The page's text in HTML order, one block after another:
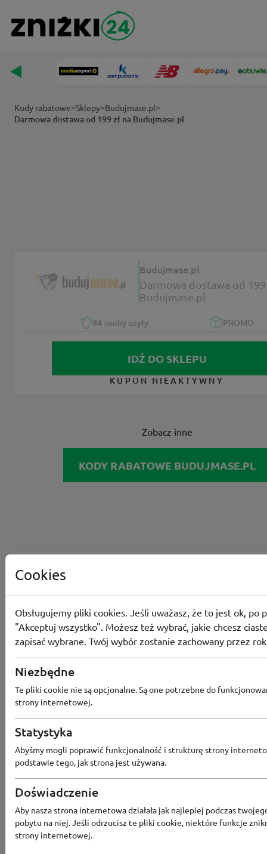
Kody rabatowe>Sklepy>Budujmase.pl>
Darmowa dostawa od 199 zł na Budujmase.pl
Budujmase.pl
Darmowa dostawa od 199
Budujmase.pl
84 osoby użyły PROMO
IDŹ DO SKLEPU
KUPON NIEAKTYWNY
Zobacz inne
KODY RABATOWE BUDUJMASE.PL
Popularne sklepy
RTV EURO AGD MODIVO
MEDIA EXPERT
BORN2BE
KOMFORT CCC SMYK
LOUNGE BY ZALANDO
Cookies
Obsługujemy pliki cookies. Jeśli uważasz, że to jest ok, po
"Akceptuj wszystko". Możesz też wybrać, jakie chcesz
zapisać wybrane. Twój wybór zostanie zachowany przez
Niezbędne
Te pliki cookie nie są opcjonalne. Są one potrzebne do
strony internetowej.
Statystyka
Abyśmy mogli poprawić funkcjonalność i strukturę strony
podstawie tego, jak strona jest używana.
Doświadczenie
Aby nasza strona internetowa działała jak najlepiej podczas
pobytu na niej. Jeśli odrzucisz te pliki cookie, niektóre funkcje
strony internetowej.